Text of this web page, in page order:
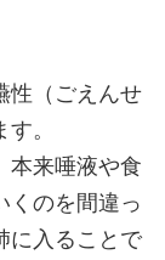
性（ごえんせ
。
本来唾液や食
くのを間違っ
に入ることで